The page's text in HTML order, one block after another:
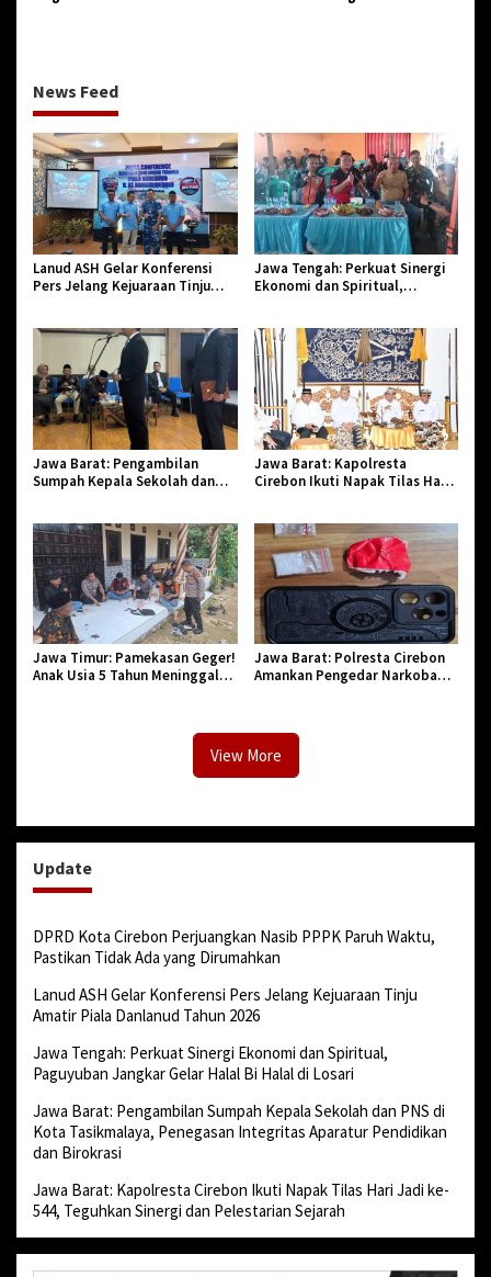
News Feed
Lanud ASH Gelar Konferensi
Pers Jelang Kejuaraan Tinju
Jawa Tengah: Perkuat Sinergi
Ekonomi dan Spiritual,
Jawa Barat: Pengambilan
Sumpah Kepala Sekolah dan
Pendidikan dan Birokrasi
Jawa Barat: Kapolresta
Cirebon Ikuti Napak Tilas Hari
Jawa Timur: Pamekasan Geger!
Anak Usia 5 Tahun Meninggal
Jawa Barat: Polresta Cirebon
Amankan Pengedar Narkoba
View More
Update
DPRD Kota Cirebon Perjuangkan Nasib PPPK Paruh Waktu,
Pastikan Tidak Ada yang Dirumahkan
Lanud ASH Gelar Konferensi Pers Jelang Kejuaraan Tinju
Amatir Piala Danlanud Tahun 2026
Jawa Tengah: Perkuat Sinergi Ekonomi dan Spiritual,
Paguyuban Jangkar Gelar Halal Bi Halal di Losari
Jawa Barat: Pengambilan Sumpah Kepala Sekolah dan PNS di
Kota Tasikmalaya, Penegasan Integritas Aparatur Pendidikan
dan Birokrasi
Jawa Barat: Kapolresta Cirebon Ikuti Napak Tilas Hari Jadi ke-
544, Teguhkan Sinergi dan Pelestarian Sejarah